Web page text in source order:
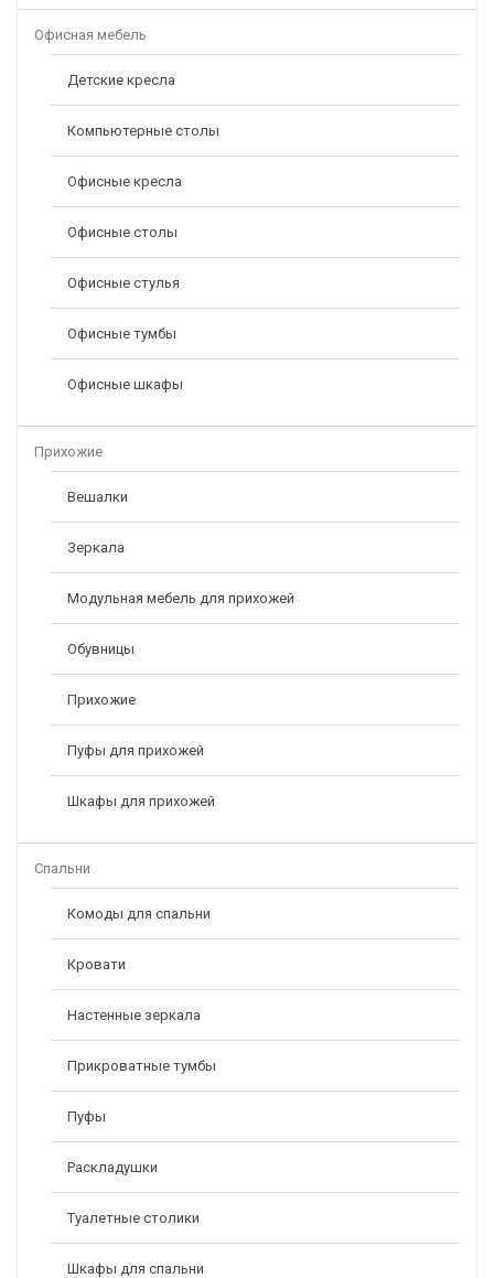
Офисная мебель
Детские кресла
Компьютерные столы
Офисные кресла
Офисные столы
Офисные стулья
Офисные тумбы
Офисные шкафы
Прихожие
Вешалки
Зеркала
Модульная мебель для прихожей
Обувницы
Прихожие
Пуфы для прихожей
Шкафы для прихожей
Спальни
Комоды для спальни
Кровати
Настенные зеркала
Прикроватные тумбы
Пуфы
Раскладушки
Туалетные столики
Шкафы для спальни